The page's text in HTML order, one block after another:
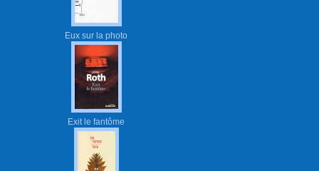
Eux sur la photo
Exit le fantôme